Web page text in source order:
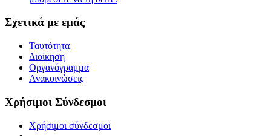
Σχετικά με εμάς
Ταυτότητα
Διοίκηση
Οργανόγραμμα
Ανακοινώσεις
Χρήσιμοι Σύνδεσμοι
Χρήσιμοι σύνδεσμοι